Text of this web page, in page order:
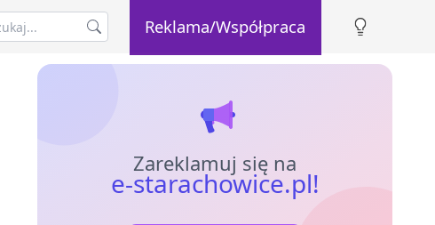
Reklama/Współpraca
Zareklamuj się na
e-starachowice.pl!